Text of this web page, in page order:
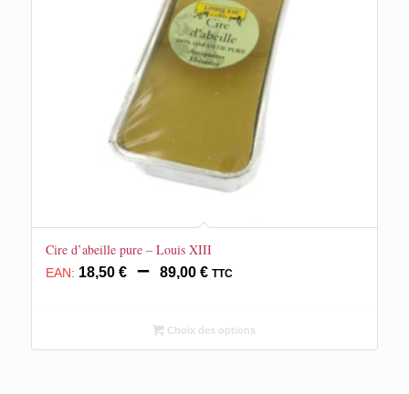
Cire d’abeille pure – Louis XIII
EAN: 18,50 € – 89,00 €Plage
18,50 €
à
TTC
Choix des options